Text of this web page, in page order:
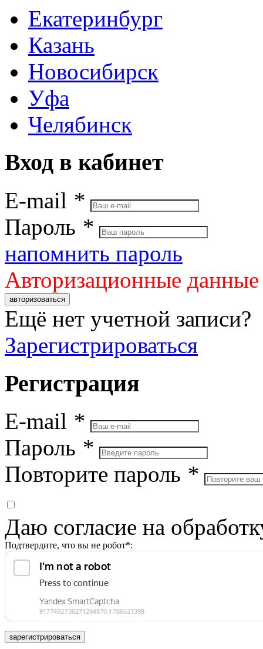
Екатеринбург
Казань
Новосибирск
Уфа
Челябинск
Вход в кабинет
E-mail *
Пароль *
напомнить пароль
Авторизационные
авторизоваться
Ещё нет учетной записи?
Зарегистрироваться
Регистрация
E-mail *
Пароль *
Повторите пароль *
Даю согласие на
Подтвердите, что вы не робот*:
зарегистрироваться